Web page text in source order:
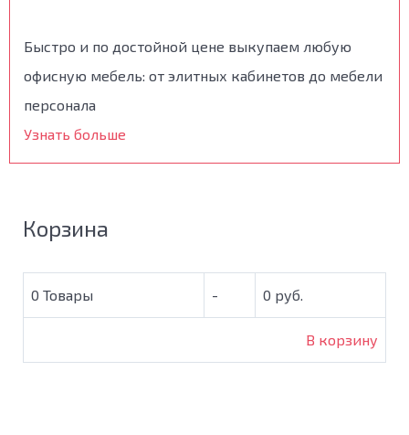
Быстро и по достойной цене выкупаем любую
офисную мебель: от элитных кабинетов до мебели
персонала
Узнать больше
Корзина
0 Товары - 0 руб.
В корзину